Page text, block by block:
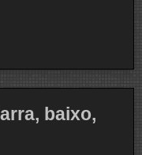
baixo,